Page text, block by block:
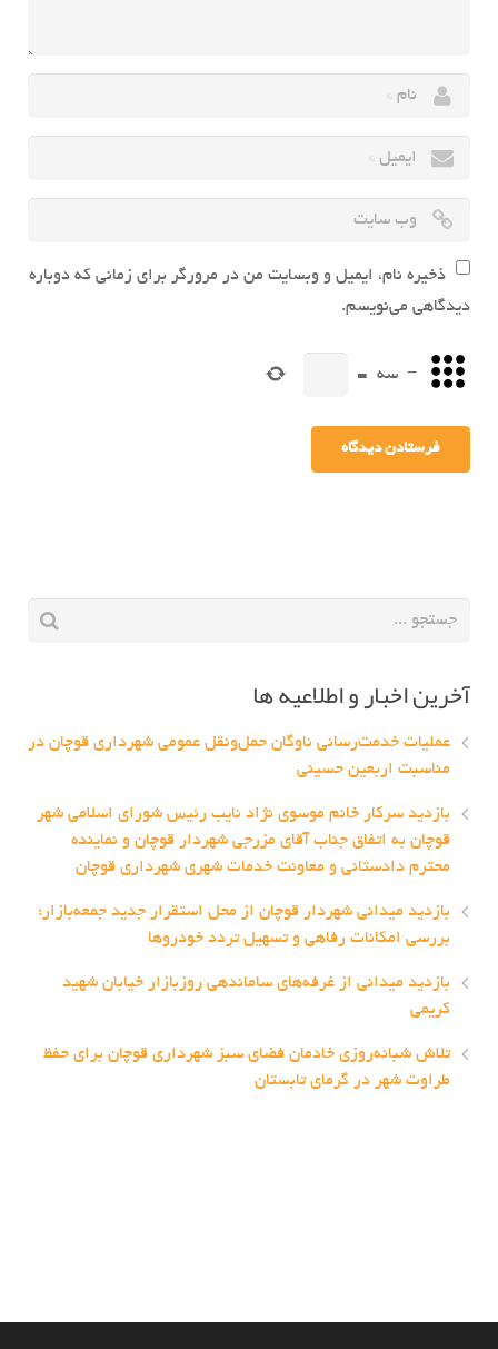
ذخیره نام، ایمیل و وبسایت من در مرورگر برای زمانی که دوباره
دیدگاهی می‌نویسم.
− سه =
آخرین اخبار و اطلاعیه ها
عملیات خدمت‌رسانی ناوگان حمل‌ونقل عمومی شهرداری قوچان در
مناسبت اربعین حسینی
بازدید سرکار خانم موسوی نژاد نایب رئیس شورای اسلامی شهر
قوچان به اتفاق جناب آقای مزرجی شهردار قوچان و نماینده
محترم دادستانی و معاونت خدمات شهری شهرداری قوچان
بازدید میدانی شهردار قوچان از محل استقرار جدید جمعه‌بازار؛
بررسی امکانات رفاهی و تسهیل تردد خودروها
بازدید میدانی از غرفه‌های ساماندهی روزبازار خیابان شهید
کریمی
تلاش شبانه‌روزی خادمان فضای سبز شهرداری قوچان برای حفظ
طراوت شهر در گرمای تابستان